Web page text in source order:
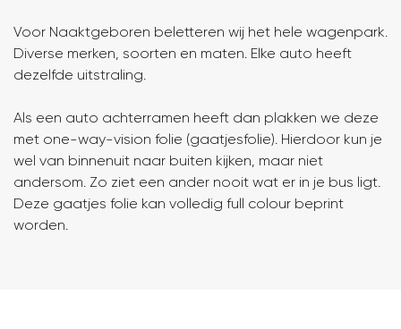
Voor Naaktgeboren beletteren wij het hele wagenpark.
Diverse merken, soorten en maten. Elke auto heeft
dezelfde uitstraling.
Als een auto achterramen heeft dan plakken we deze
met one-way-vision folie (gaatjesfolie). Hierdoor kun je
wel van binnenuit naar buiten kijken, maar niet
andersom. Zo ziet een ander nooit wat er in je bus ligt.
Deze gaatjes folie kan volledig full colour beprint
worden.